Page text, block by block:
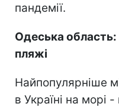
пандемії.
Одеська область:
пляжі
Найпопулярніше
в Україні на морі -